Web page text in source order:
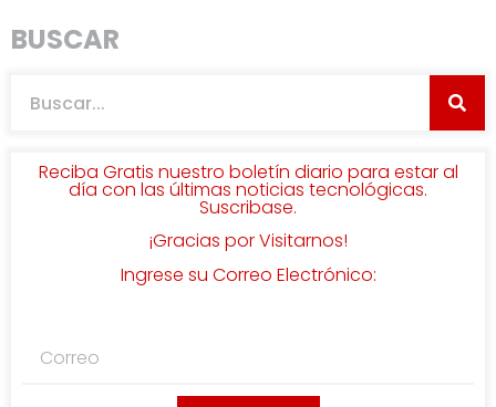
BUSCAR
Reciba Gratis nuestro boletín diario para estar al
día con las últimas noticias tecnológicas.
Suscribase.
¡Gracias por Visitarnos!
Ingrese su Correo Electrónico: